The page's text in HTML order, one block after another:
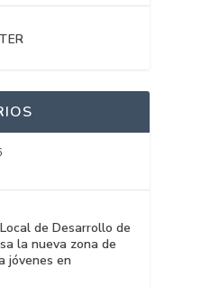
de Desarrollo de
la nueva zona de
jóvenes en